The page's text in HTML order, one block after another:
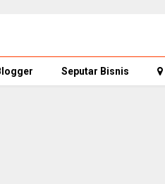
Seputar Bisnis